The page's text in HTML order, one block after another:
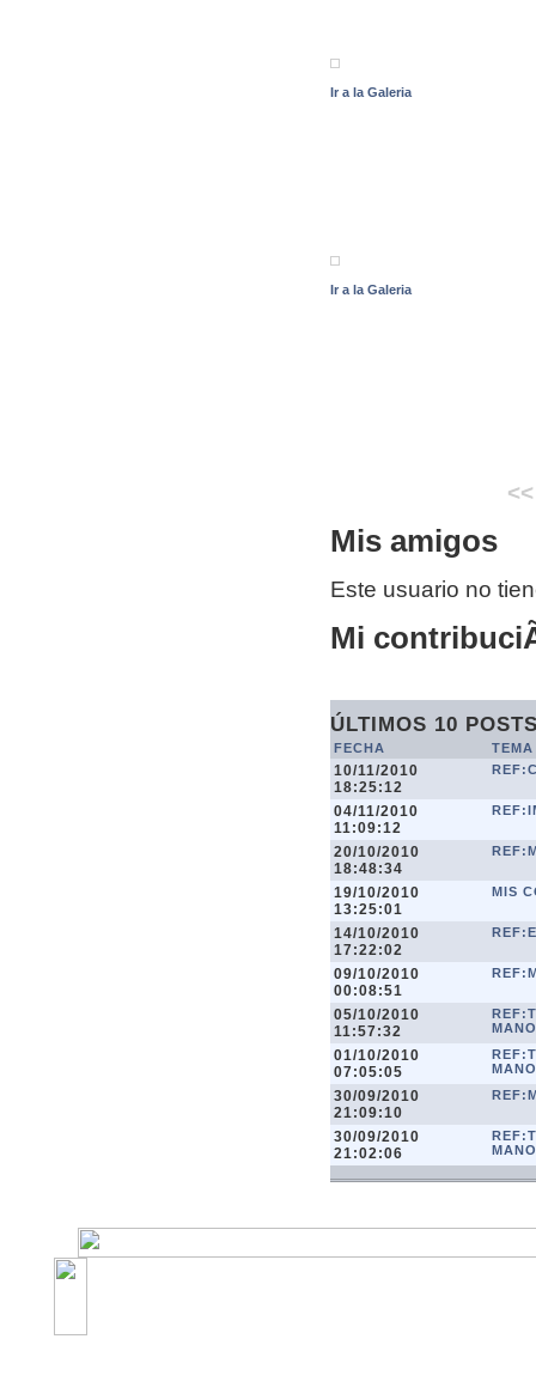
Ir a la Galeria
Ir a la Galeria
Mis amigos
Este usuario no
Mi
ÚLTIMOS 10
FECHA TEMA
10/11/2010
18:25:12
04/11/2010
11:09:12
20/10/2010
18:48:34
19/10/2010
13:25:01
MIS
14/10/2010
17:22:02
09/10/2010
00:08:51
05/10/2010
11:57:32
MANO
01/10/2010
07:05:05
MANO
30/09/2010
21:09:10
30/09/2010
21:02:06
MANO